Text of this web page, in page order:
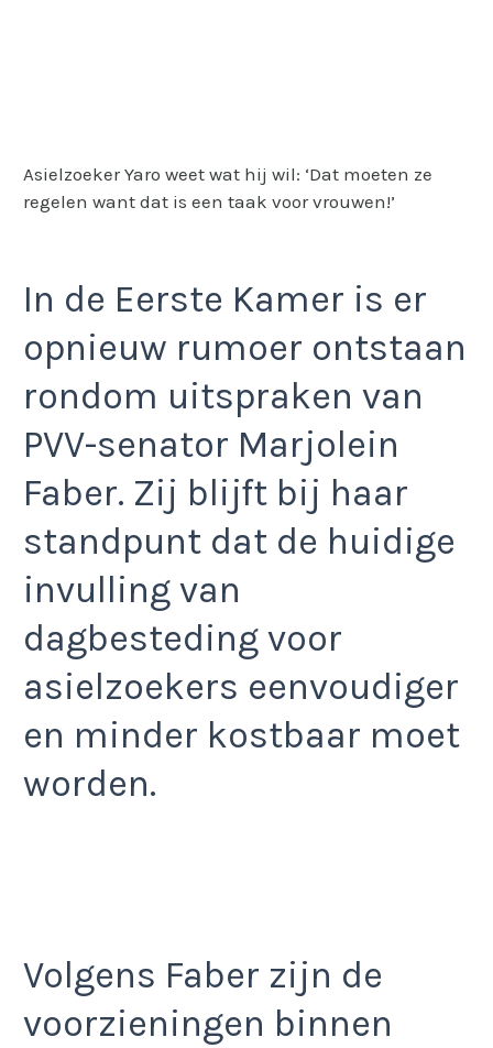
Asielzoeker Yaro weet wat hij wil: ‘Dat moeten ze
regelen want dat is een taak voor vrouwen!’
In de Eerste Kamer is er
opnieuw rumoer ontstaan
rondom uitspraken van
PVV-senator Marjolein
Faber. Zij blijft bij haar
standpunt dat de huidige
invulling van
dagbesteding voor
asielzoekers eenvoudiger
en minder kostbaar moet
worden.
Volgens Faber zijn de
voorzieningen binnen